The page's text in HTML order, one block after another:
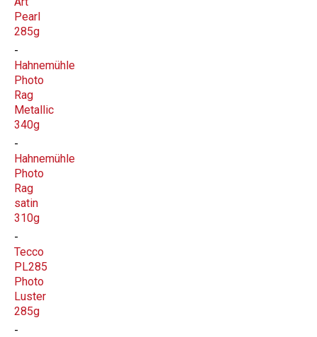
Pearl
285g
Hahnemühle
Photo
Rag
Metallic
340g
Hahnemühle
Photo
Rag
satin
310g
Tecco
PL285
Photo
Luster
285g